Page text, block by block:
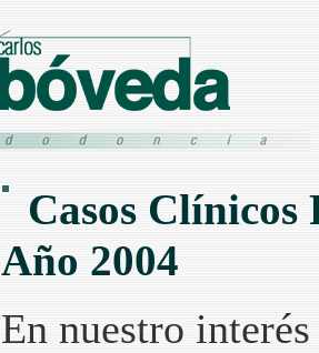
Casos
Año 2004
En nuestro